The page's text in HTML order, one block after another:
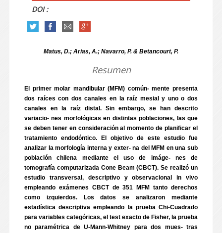
DOI :
Matus, D.; Arias, A.; Navarro, P. & Betancourt, P.
Resumen
El primer molar mandibular (MFM) común- mente presenta
dos raíces con dos canales en la raíz mesial y uno o dos
canales en la raíz distal. Sin embargo, se han descrito
variacio- nes morfológicas en distintas poblaciones, las que
se deben tener en consideración al momento de planificar el
tratamiento endodóntico. El objetivo de este estudio fue
analizar la morfología interna y exter- na del MFM en una sub
población chilena mediante el uso de imáge- nes de
tomografía computarizada Cone Beam (CBCT). Se realizó un
estudio transversal, descriptivo y observacional in vivo
empleando exámenes CBCT de 351 MFM tanto derechos
como izquierdos. Los datos se analizaron mediante
estadística descriptiva empleando la prueba Chi-Cuadrado
para variables categóricas, el test exacto de Fisher, la prueba
no paramétrica de U-Mann-Whitney para dos mues- tras